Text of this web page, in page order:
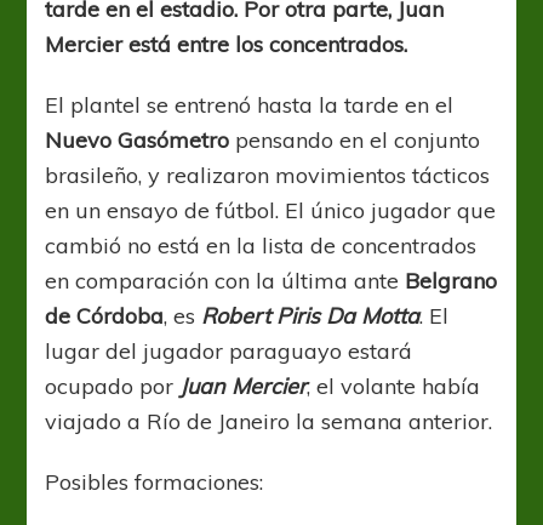
tarde en el estadio. Por otra parte, Juan
Mercier está entre los concentrados.
El plantel se entrenó hasta la tarde en el
Nuevo Gasómetro pensando en el conjunto
brasileño, y realizaron movimientos tácticos
en un ensayo de fútbol. El único jugador que
cambió no está en la lista de concentrados
en comparación con la última ante Belgrano
de Córdoba, es Robert Piris Da Motta. El
lugar del jugador paraguayo estará
ocupado por Juan Mercier, el volante había
viajado a Río de Janeiro la semana anterior.
Posibles formaciones: